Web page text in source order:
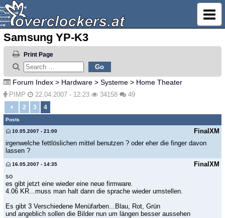
Samsung YP-K3
Print Page
Forum Index > Hardware > Systeme > Home Theater
PIMP 22.04.2007 - 12:23 34158 49
2 3 4
Posts
FinalXM
10.05.2007 - 21:00
irgenwelche fettlöslichen mittel benutzen ? oder eher die finger davon
lassen ?
FinalXM
16.05.2007 - 14:35
so
es gibt jetzt eine wieder eine neue firmware.
4.06 KR...muss man halt dann die sprache wieder umstellen.
Es gibt 3 Verschiedene Menüfarben...Blau, Rot, Grün
und angeblich sollen die Bilder nun um längen besser aussehen